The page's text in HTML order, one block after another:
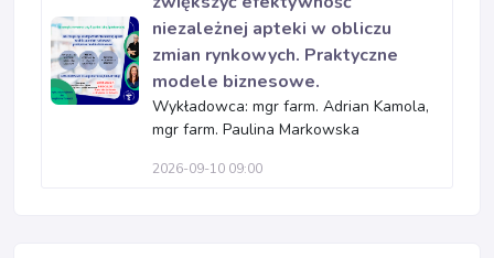
niezależnej apteki w obliczu
zmian rynkowych. Praktyczne
modele biznesowe.
Wykładowca: mgr farm. Adrian Kamola,
mgr farm. Paulina Markowska
2026-09-10 09:00